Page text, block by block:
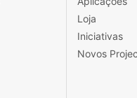
Loja
Iniciativas
Novos